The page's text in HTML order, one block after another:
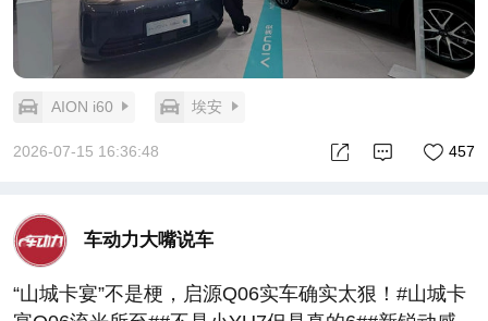
AION i60 埃安
2026-07-15 16:36:48 457
车动力大嘴说车
“山城卡宴”不是梗，启源Q06实车确实太狠！#山城卡